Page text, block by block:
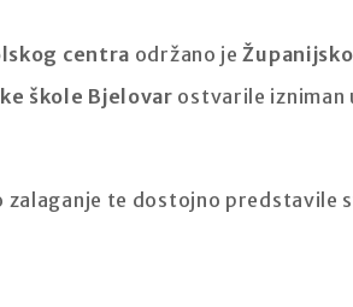
centra održano je
škole Bjelovar ostvarile izniman
te dostojno predstavile